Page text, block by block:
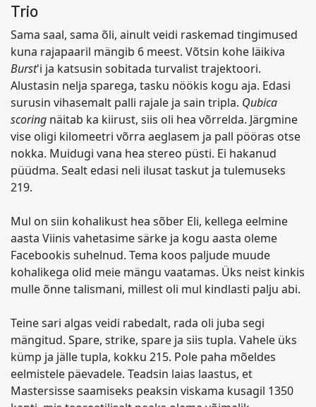
Trio
Sama saal, sama õli, ainult veidi raskemad tingimused
kuna rajapaaril mängib 6 meest. Võtsin kohe läikiva
Burst'i ja katsusin sobitada turvalist trajektoori.
Alustasin nelja sparega, tasku nöökis kogu aja. Edasi
surusin vihasemalt palli rajale ja sain tripla. Qubica
scoring näitab ka kiirust, siis oli hea võrrelda. Järgmine
vise oligi kilomeetri võrra aeglasem ja pall pööras otse
nokka. Muidugi vana hea stereo püsti. Ei hakanud
püüdma. Sealt edasi neli ilusat taskut ja tulemuseks
219.
Mul on siin kohalikust hea sõber Eli, kellega eelmine
aasta Viinis vahetasime särke ja kogu aasta oleme
Facebookis suhelnud. Tema koos paljude muude
kohalikega olid meie mängu vaatamas. Üks neist kinkis
mulle õnne talismani, millest oli mul kindlasti palju abi.
Teine sari algas veidi rabedalt, rada oli juba segi
mängitud. Spare, strike, spare ja siis tupla. Vahele üks
kümp ja jälle tupla, kokku 215. Pole paha mõeldes
eelmistele päevadele. Teadsin laias laastus, et
Mastersisse saamiseks peaksin viskama kusagil 1350